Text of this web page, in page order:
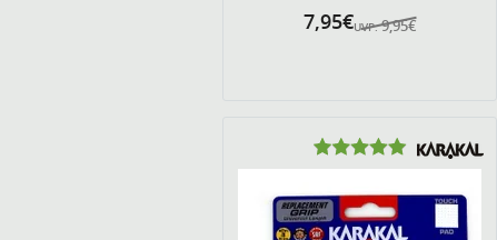
UVP: 9,95€
7,95€